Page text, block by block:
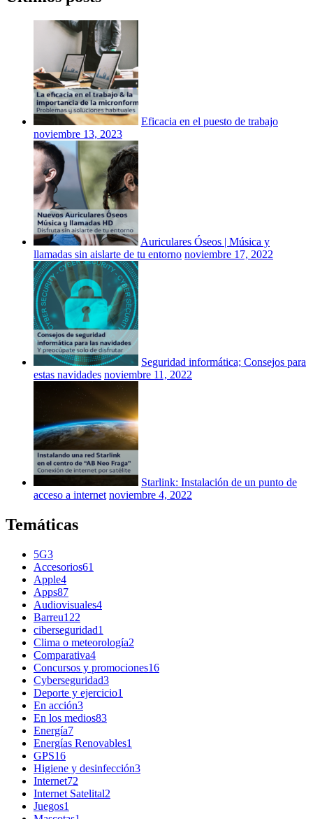
Eficacia en el puesto de trabajo
noviembre 13, 2023
Auriculares Óseos | Música y
llamadas sin aislarte de tu entorno noviembre 17, 2022
Seguridad informática; Consejos para
estas navidades noviembre 11, 2022
Starlink: Instalación de un punto de
acceso a internet noviembre 4, 2022
Temáticas
5G3
Accesorios61
Apple4
Apps87
Audiovisuales4
Barreu122
ciberseguridad1
Clima o meteorología2
Comparativa4
Concursos y promociones16
Cyberseguridad3
Deporte y ejercicio1
En acción3
En los medios83
Energía7
Energías Renovables1
GPS16
Higiene y desinfección3
Internet72
Internet Satelital2
Juegos1